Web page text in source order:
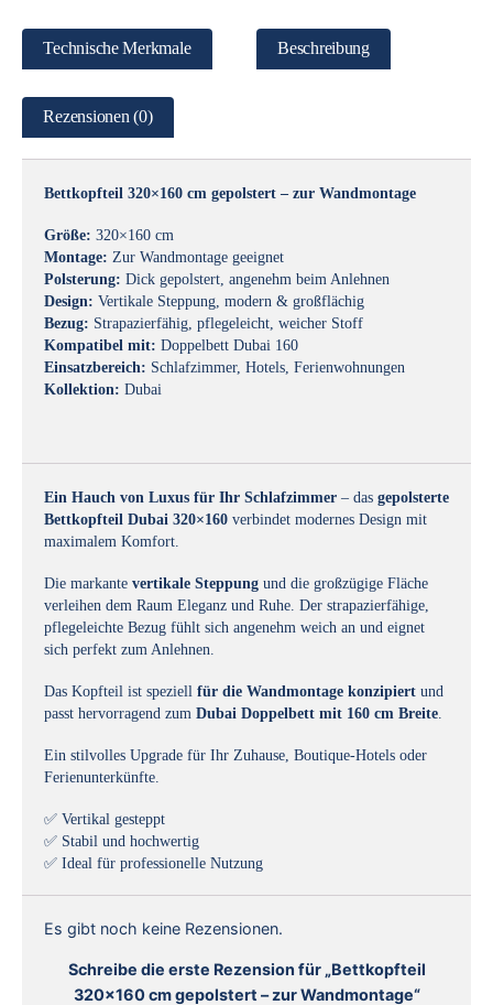
Technische Merkmale Beschreibung
Rezensionen (0)
Bettkopfteil 320×160 cm gepolstert – zur Wandmontage
Größe: 320×160 cm
Montage: Zur Wandmontage geeignet
Polsterung: Dick gepolstert, angenehm beim Anlehnen
Design: Vertikale Steppung, modern & großflächig
Bezug: Strapazierfähig, pflegeleicht, weicher Stoff
Kompatibel mit: Doppelbett Dubai 160
Einsatzbereich: Schlafzimmer, Hotels, Ferienwohnungen
Kollektion: Dubai
Ein Hauch von Luxus für Ihr Schlafzimmer – das gepolsterte
Bettkopfteil Dubai 320×160 verbindet modernes Design mit
maximalem Komfort.
Die markante vertikale Steppung und die großzügige Fläche
verleihen dem Raum Eleganz und Ruhe. Der strapazierfähige,
pflegeleichte Bezug fühlt sich angenehm weich an und eignet
sich perfekt zum Anlehnen.
Das Kopfteil ist speziell für die Wandmontage konzipiert und
passt hervorragend zum Dubai Doppelbett mit 160 cm Breite.
Ein stilvolles Upgrade für Ihr Zuhause, Boutique-Hotels oder
Ferienunterkünfte.
✅ Vertikal gesteppt
✅ Stabil und hochwertig
✅ Ideal für professionelle Nutzung
Es gibt noch keine Rezensionen.
Schreibe die erste Rezension für „Bettkopfteil
320×160 cm gepolstert – zur Wandmontage“